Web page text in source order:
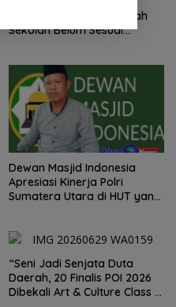
Nasional 2026 di Sejumlah
Sekolah Belum Sesuai
Dewan Masjid Indonesia
Apresiasi Kinerja Polri
Sumatera Utara di HUT yang
“Seni Jadi Senjata Duta
Daerah, 20 Finalis POI 2026
Dibekali Art & Culture Class di